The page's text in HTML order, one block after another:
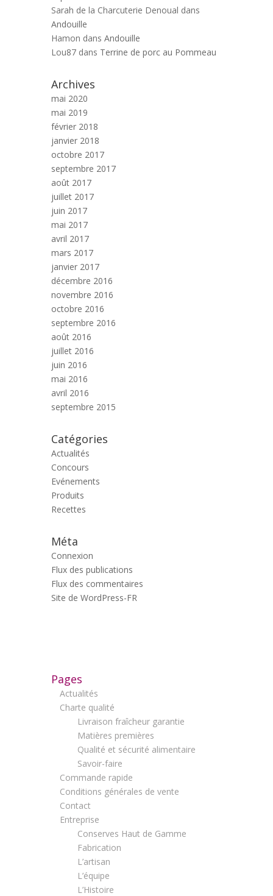
Sarah de la Charcuterie Denoual dans
Andouille
Hamon dans Andouille
Lou87 dans Terrine de porc au Pommeau
Archives
mai 2020
mai 2019
février 2018
janvier 2018
octobre 2017
septembre 2017
août 2017
juillet 2017
juin 2017
mai 2017
avril 2017
mars 2017
janvier 2017
décembre 2016
novembre 2016
octobre 2016
septembre 2016
août 2016
juillet 2016
juin 2016
mai 2016
avril 2016
septembre 2015
Catégories
Actualités
Concours
Evénements
Produits
Recettes
Méta
Connexion
Flux des publications
Flux des commentaires
Site de WordPress-FR
Pages
Actualités
Charte qualité
Livraison fraîcheur garantie
Matières premières
Qualité et sécurité alimentaire
Savoir-faire
Commande rapide
Conditions générales de vente
Contact
Entreprise
Conserves Haut de Gamme
Fabrication
L’artisan
L’équipe
L’Histoire